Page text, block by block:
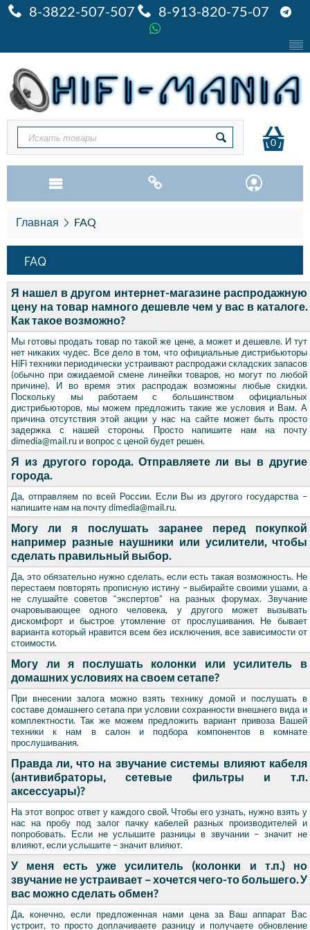
8-3822-507-507 8-913-820-75-07
0
Главная FAQ
FAQ
Я нашел в другом интернет-магазине распродажную
цену на товар намного дешевле чем у вас в каталоге.
Как такое возможно?
Мы готовы продать товар по такой же цене, а может и дешевле. И тут
нет никаких чудес. Все дело в том, что официальные дистрибьюторы
HiFi техники периодически устраивают распродажи складских запасов
(обычно при ожидаемой смене линейки товаров, но могут по любой
причине). И во время этих распродаж возможны любые скидки.
Поскольку мы работаем с большинством официальных
дистрибьюторов, мы можем предложить такие же условия и Вам. А
причина отсутствия этой акции у нас на сайте может быть просто
задержка с нашей стороны. Просто напишите нам на почту
dimedia@mail.ru и вопрос с ценой будет решен.
Я из другого города. Отправляете ли вы в другие
города.
Да, отправляем по всей России. Если Вы из другого государства –
напишите нам на почту dimedia@mail.ru.
Могу ли я послушать заранее перед покупкой
например разные наушники или усилители, чтобы
сделать правильный выбор.
Да, это обязательно нужно сделать, если есть такая возможность. Не
перестаем повторять прописную истину – выбирайте своими ушами, а
не слушайте советов “экспертов” на разных форумах. Звучание
очаровывающее одного человека, у другого может вызывать
дискомфорт и быстрое утомление от прослушивания. Не бывает
варианта который нравится всем без исключения, все зависимости от
стоимости.
Могу ли я послушать колонки или усилитель в
домашних условиях на своем сетапе?
При внесении залога можно взять технику домой и послушать в
составе домашнего сетапа при условии сохранности внешнего вида и
комплектности. Так же можем предложить вариант привоза Вашей
техники к нам в салон и подбора компонентов в комнате
прослушивания.
Правда ли, что на звучание системы влияют кабеля
(антивибраторы, сетевые фильтры и т.п.
аксессуары)?
На этот вопрос ответ у каждого свой. Чтобы его узнать, нужно взять у
нас на пробу под залог пачку кабелей разных производителей и
попробовать. Если не услышите разницы в звучании – значит не
влияют, если услышите – значит влияют.
У меня есть уже усилитель (колонки и т.п.) но
звучание не устраивает – хочется чего-то большего. У
вас можно сделать обмен?
Да, конечно, если предложенная нами цена за Ваш аппарат Вас
устроит, то просто доплачиваете разницу и получаете обновление